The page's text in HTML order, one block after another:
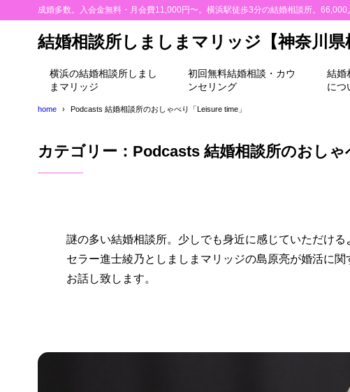
成婚多数。入会金無料・月会費11,000円〜。横浜駅徒歩3分の結婚相談所。
結婚相談所しましまマリッジ【神奈川県
横浜の結婚相談所しまし
まマリッジ
初回無料結婚相談・カウ
ンセリング
結婚
につ
home Podcasts 結婚相談所のおしゃべり「Leisure time」
カテゴリー：Podcasts 結婚相談所のおしゃ
謎の多い結婚相談所。少しでも身近に感じていただけ
セラー進士綾乃としましまマリッジの島原亮が婚活に
お話し致します。